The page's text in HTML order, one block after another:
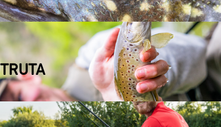
TRUTA